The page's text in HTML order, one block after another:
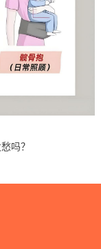
吗？